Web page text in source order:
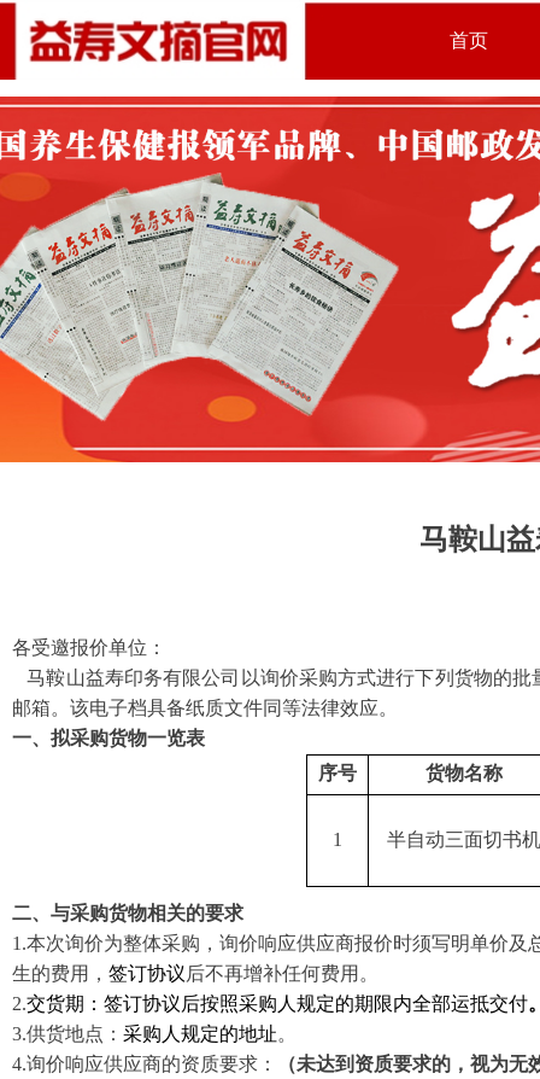
首页
马鞍山
各受邀报价单位：
马鞍山益寿印务有限公司 以询价采购方式进行下列货物的
邮箱。该电子档具备纸质文件同等法律效应。
一、拟采购货物一览表
序号
货物名称
1 半自动三面切书机
二、与采购货物相关的要求
1 .本次询价为整体采购，询价响应供应商报价时须写明单价及
生的费用， 签订协议后不再增补任何费用。
2.交货期：签订协议后按照采购人规定的期限内全部运抵交付
3.供货地点： 采购人规定的地址。
4.询价响应供应商的资质要求：
（未达到资质要求的，视为无